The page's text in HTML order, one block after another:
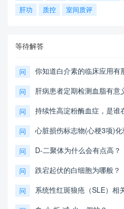
肝功
质控 室间质评
等待解答
问 你知道白介素的临床应用有
问 肝病患者定期检测血脂有意
问 持续性高淀粉酶血症，是谁
问 心脏损伤标志物(心梗3项)化
问 D-二聚体为什么会有点高？
问 跌宕起伏的白细胞为哪般？
问 系统性红斑狼疮（SLE）相